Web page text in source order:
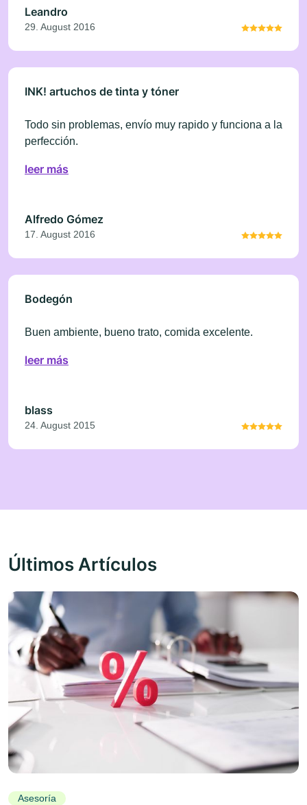
Leandro
29. August 2016
INK! artuchos de tinta y tóner
Todo sin problemas, envío muy rapido y funciona a la
perfección.
leer más
Alfredo Gómez
17. August 2016
Bodegón
Buen ambiente, bueno trato, comida excelente.
leer más
blass
24. August 2015
Últimos Artículos
Asesoría